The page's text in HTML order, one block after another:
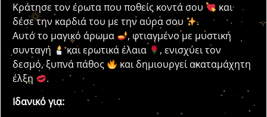
Κράτησε τον έρωτα που ποθείς κοντά σου
και
δέσε την καρδιά του με την αύρα σου
.
Αυτό το μαγικό άρωμα
, φτιαγμένο με μυστική
συνταγή
και ερωτικά έλαια
, ενισχύει τον
δεσμό, ξυπνά πάθος
και δημιουργεί ακαταμάχητη
έλξη
.
Ιδανικό για: